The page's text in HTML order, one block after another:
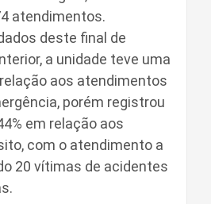
atendimentos.
deste final de
a unidade teve uma
aos atendimentos
porém registrou
em relação aos
com o atendimento a
20 vítimas de acidentes